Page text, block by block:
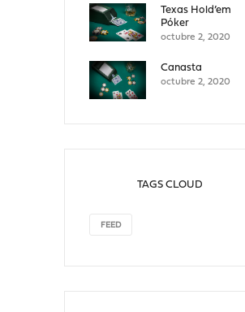
Texas Hold’em
Póker
octubre 2, 2020
Canasta
octubre 2, 2020
TAGS CLOUD
FEED